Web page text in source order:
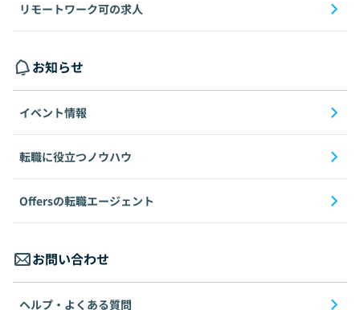
リモートワーク可の求人
お知らせ
イベント情報
転職に役立つノウハウ
Offersの転職エージェント
お問い合わせ
ヘルプ・よくある質問